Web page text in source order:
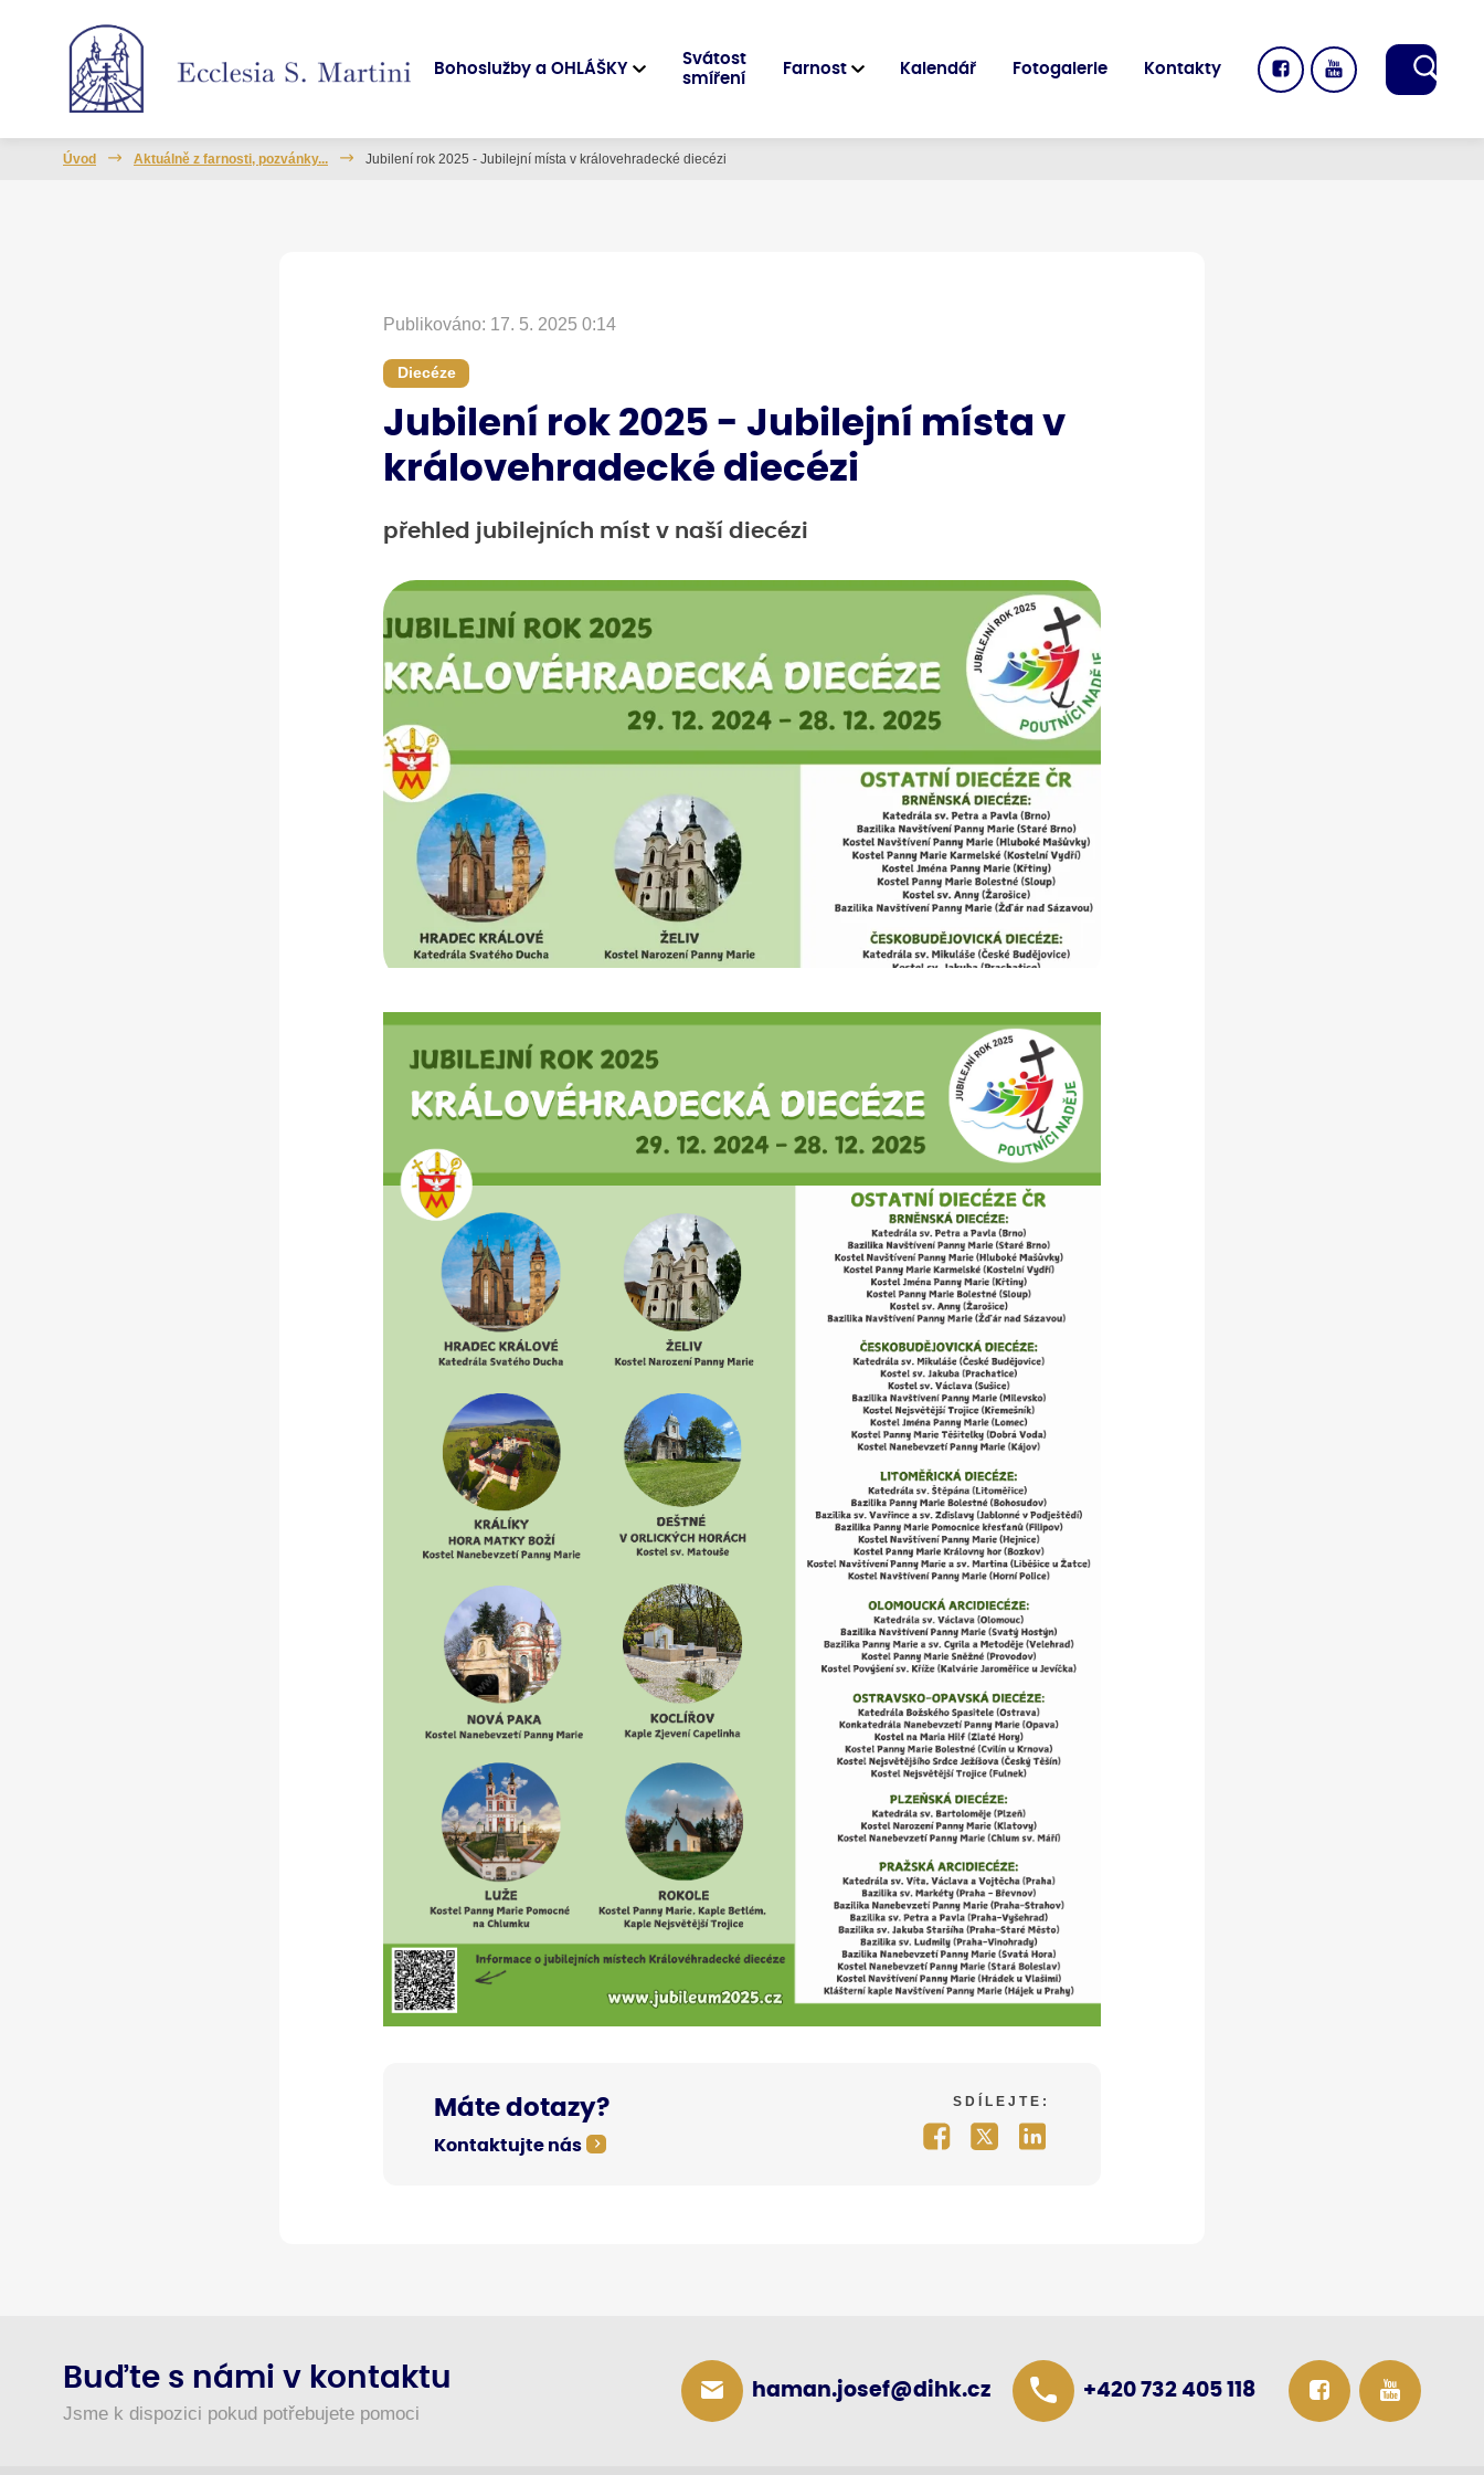
Bohoslužby a OHLÁŠKY
Svátost
smíření
Farnost Kalendář Fotogalerie Kontakty
Úvod Aktuálně z farnosti, pozvánky... Jubilení rok 2025 - Jubilejní místa v královehradecké diecézi
Publikováno: 17. 5. 2025 0:14
Diecéze
Jubilení rok 2025 - Jubilejní místa v
královehradecké diecézi
přehled jubilejních míst v naší diecézi
Máte dotazy?
Kontaktujte nás
SDÍLEJTE:
Buďte s námi v kontaktu
Jsme k dispozici pokud potřebujete pomoci
haman.josef@dihk.cz +420 732 405 118